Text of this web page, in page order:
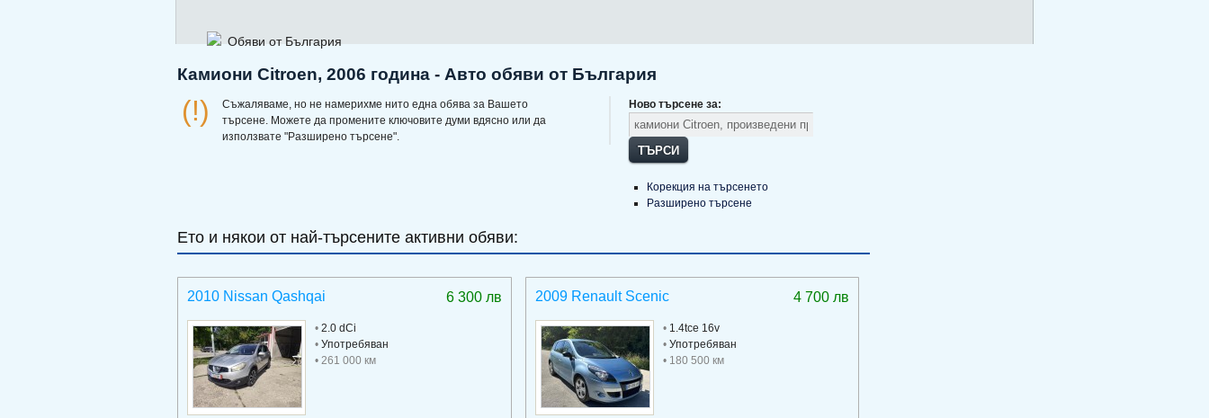
Обяви от България
Камиони Citroen, 2006 година - Авто обяви от България
(!)
Съжаляваме, но не намерихме нито една обява за Вашето
търсене. Можете да промените ключовите думи вдясно или да
използвате "Разширено търсене".
Ново търсене за:
ТЪРСИ
Корекция на търсенето
Разширено търсене
Ето и някои от най-търсените активни обяви:
6 300 лв
2010 Nissan Qashqai
• 2.0 dCi
• Употребяван
• 261 000 км
4 700 лв
2009 Renault Scenic
•1.4tce 16v
•Употребяван
• 180 500 км